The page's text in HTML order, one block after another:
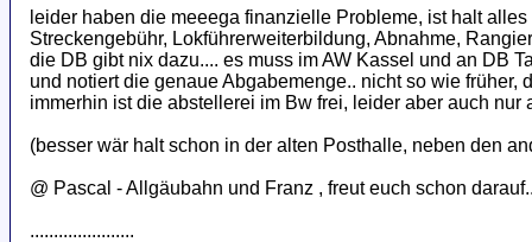
leider haben die meeega finanzielle Probleme, ist halt alles
Streckengebühr, Lokführerweiterbildung, Abnahme,
die DB gibt nix dazu.... es muss im AW Kassel und an DB
und notiert die genaue Abgabemenge.. nicht so wie
immerhin ist die abstellerei im Bw frei, leider aber auch
(besser wär halt schon in der alten Posthalle, neben den
@ Pascal - Allgäubahn und Franz , freut euch schon
......................